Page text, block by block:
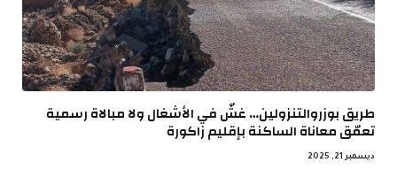
طريق بوزروالتنزولين… غشّ في الأشغال ولا مبالاة رسمية
تعمّق معاناة الساكنة بإقليم زاكورة
ديسمبر 21, 2025